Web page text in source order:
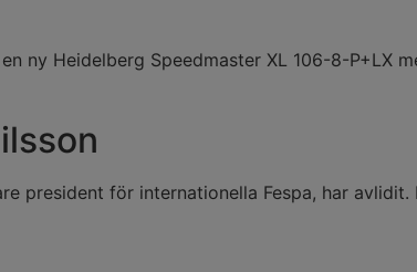
ny Heidelberg Speedmaster XL 106-8-P+LX
president för internationella Fespa, har